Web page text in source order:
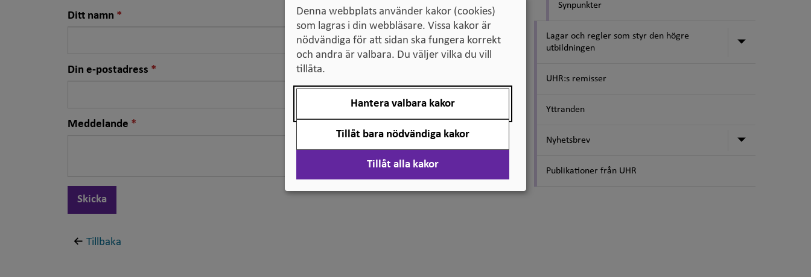
Ditt namn Nödvändigt
fält
Din e-postadress Nödvändigt
fält
Meddelande Nödvändigt
fält
Skicka
Tillbaka
Synpunkter
Lagar och regler som styr den högre
utbildningen
Undermeny
UHR:s remisser
Yttranden
Nyhetsbrev Undermeny
Publikationer från UHR
Denna webbplats använder kakor (cookies)
som lagras i din webbläsare. Vissa kakor är
nödvändiga för att sidan ska fungera korrekt
och andra är valbara. Du väljer vilka du vill
tillåta.
Hantera valbara kakor
Tillåt bara nödvändiga kakor
Tillåt alla kakor